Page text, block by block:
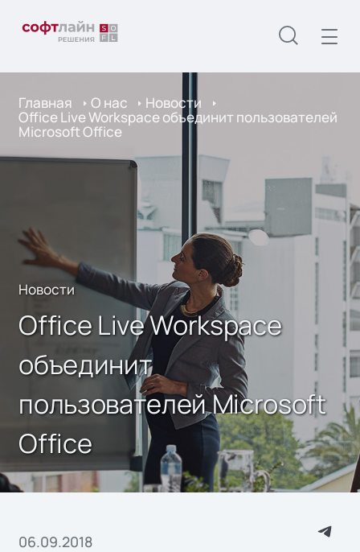
Главная О нас Новости
Office Live Workspace объединит пользователей
Microsoft Office
Новости
Office Live Workspace
объединит
пользователей Microsoft
Office
06.09.2018